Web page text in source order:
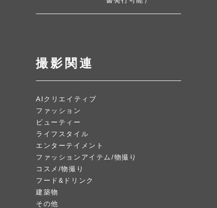
撮影関連
AIクリエイティブ
ファッション
ビューティー
ライフスタイル
エンターテイメント
ファッションアイテム/物撮り
コスメ/物撮り
フード&ドリンク
建築物
その他